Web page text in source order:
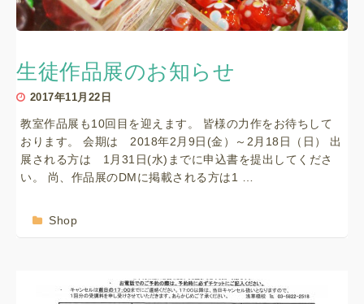
生徒作品展のお知らせ
2017年11月22日
教室作品展も10回目を迎えます。 皆様の力作をお待ちして
おります。 会期は 2018年2月9日(金）～2月18日（日） 出
展される方は 1月31日(水)までに申込書を提出してくださ
い。 尚、作品展のDMに掲載される方は1 …
Shop